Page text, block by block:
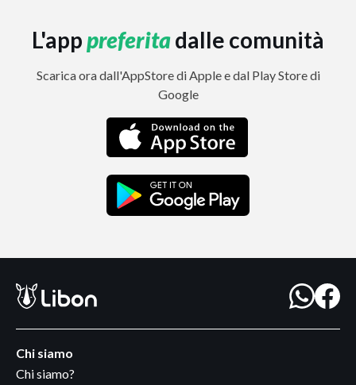
L'apppreferitadalle comunità
Scarica ora dall'AppStore di Apple e dal Play Store di
Google
Chi siamo
Chi siamo?